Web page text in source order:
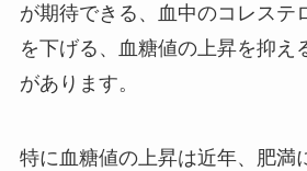
が期待できる、血中のコレステ
を下げる、血糖値の上昇を抑え
があります。
特に血糖値の上昇は近年、肥満